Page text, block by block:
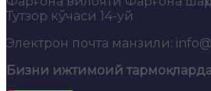
Тутзор кўчаси 14-уй
Электрон почта манзили:
Бизни ижтимоий тармоқларда